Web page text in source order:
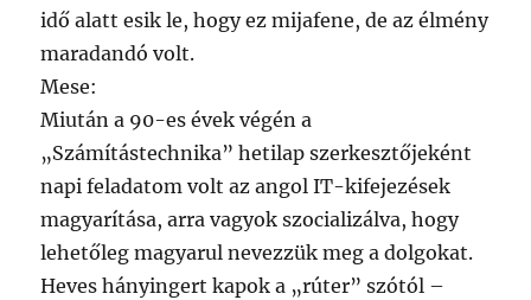
idő alatt esik le, hogy ez mijafene, de az élmény
maradandó volt.
Mese:
Miután a 90-es évek végén a
„Számítástechnika” hetilap szerkesztőjeként
napi feladatom volt az angol IT-kifejezések
magyarítása, arra vagyok szocializálva, hogy
lehetőleg magyarul nevezzük meg a dolgokat.
Heves hányingert kapok a „rúter” szótól –